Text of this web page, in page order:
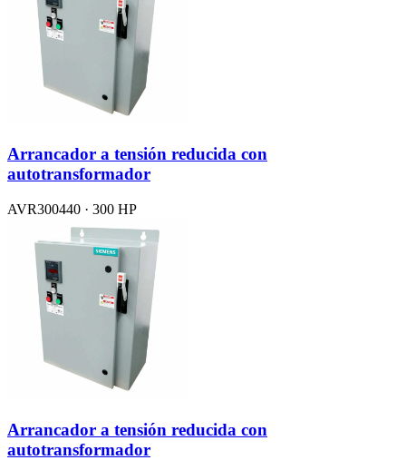
Arrancador a tensión reducida con
autotransformador
AVR300440 · 300 HP
Arrancador a tensión reducida con
autotransformador